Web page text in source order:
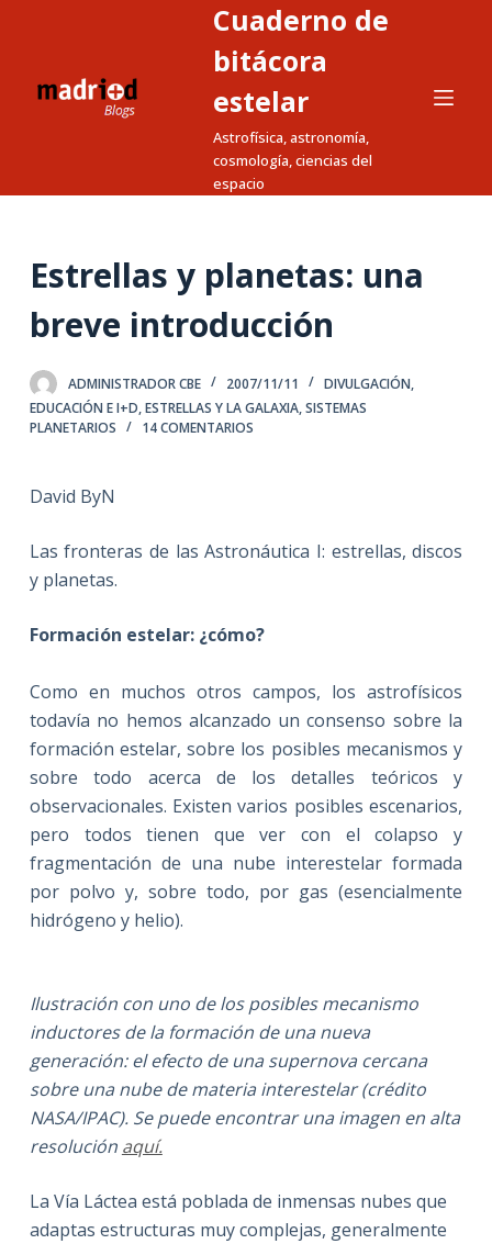
a
n
n
Cuaderno de
bitácora
estelar
Astrofísica, astronomía,
cosmología, ciencias del
espacio
Estrellas y planetas: una
breve introducción
ADMINISTRADOR CBE 2007/11/11 DIVULGACIÓN,
EDUCACIÓN E I+D,ESTRELLAS Y LA GALAXIA,SISTEMAS
PLANETARIOS
14 COMENTARIOS
David ByN
Las fronteras de las Astronáutica I: estrellas, discos
y planetas.
Formación estelar: ¿cómo?
Como en muchos otros campos, los astrofísicos
todavía no hemos alcanzado un consenso sobre la
formación estelar, sobre los posibles mecanismos y
sobre todo acerca de los detalles teóricos y
observacionales. Existen varios posibles escenarios,
pero todos tienen que ver con el colapso y
fragmentación de una nube interestelar formada
por polvo y, sobre todo, por gas (esencialmente
hidrógeno y helio).
Ilustración con uno de los posibles mecanismo
inductores de la formación de una nueva
generación: el efecto de una supernova cercana
sobre una nube de materia interestelar (crédito
NASA/IPAC). Se puede encontrar una imagen en alta
resolución aquí.
La Vía Láctea está poblada de inmensas nubes que
adaptas estructuras muy complejas, generalmente